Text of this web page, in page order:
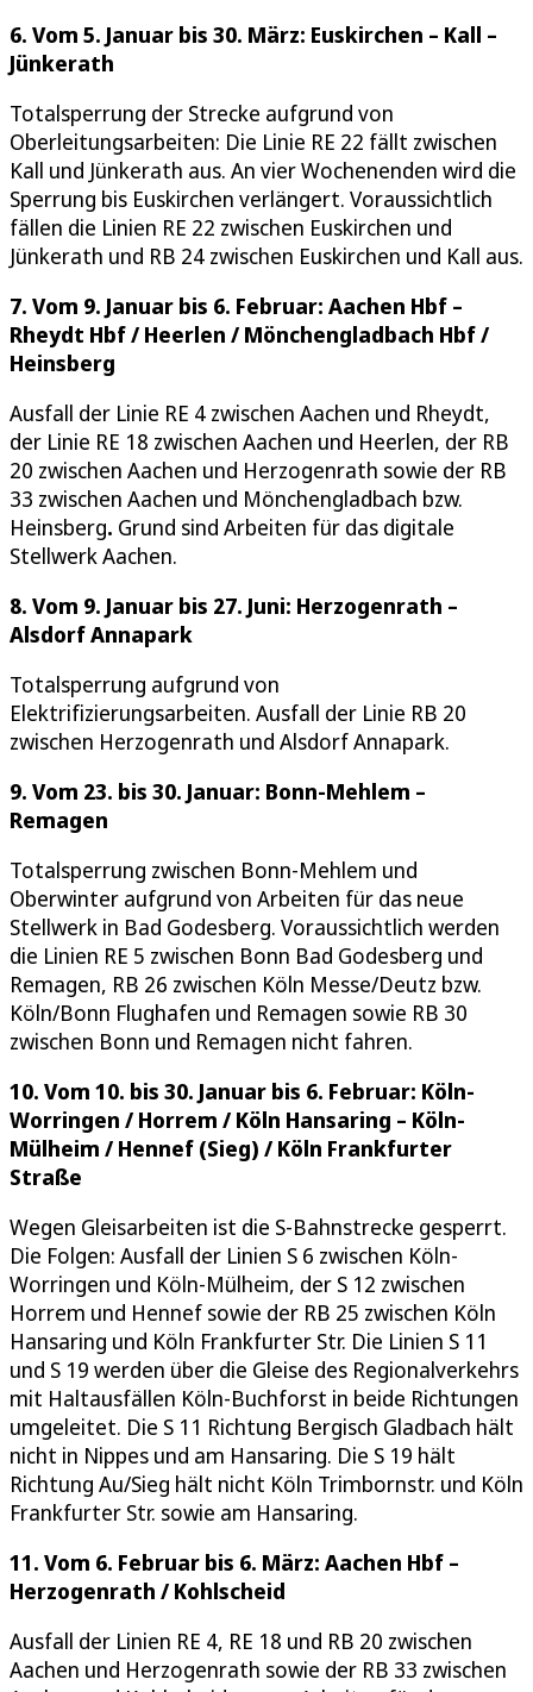
6. Vom 5. Januar bis 30. März: Euskirchen – Kall –
Jünkerath
Totalsperrung der Strecke aufgrund von
Oberleitungsarbeiten: Die Linie RE 22 fällt zwischen
Kall und Jünkerath aus. An vier Wochenenden wird die
Sperrung bis Euskirchen verlängert. Voraussichtlich
fällen die Linien RE 22 zwischen Euskirchen und
Jünkerath und RB 24 zwischen Euskirchen und Kall aus.
7. Vom 9. Januar bis 6. Februar: Aachen Hbf –
Rheydt Hbf / Heerlen / Mönchengladbach Hbf /
Heinsberg
Ausfall der Linie RE 4 zwischen Aachen und Rheydt,
der Linie RE 18 zwischen Aachen und Heerlen, der RB
20 zwischen Aachen und Herzogenrath sowie der RB
33 zwischen Aachen und Mönchengladbach bzw.
Heinsberg. Grund sind Arbeiten für das digitale
Stellwerk Aachen.
8. Vom 9. Januar bis 27. Juni: Herzogenrath –
Alsdorf Annapark
Totalsperrung aufgrund von
Elektrifizierungsarbeiten. Ausfall der Linie RB 20
zwischen Herzogenrath und Alsdorf Annapark.
9. Vom 23. bis 30. Januar: Bonn-Mehlem –
Remagen
Totalsperrung zwischen Bonn-Mehlem und
Oberwinter aufgrund von Arbeiten für das neue
Stellwerk in Bad Godesberg. Voraussichtlich werden
die Linien RE 5 zwischen Bonn Bad Godesberg und
Remagen, RB 26 zwischen Köln Messe/Deutz bzw.
Köln/Bonn Flughafen und Remagen sowie RB 30
zwischen Bonn und Remagen nicht fahren.
10. Vom 10. bis 30. Januar bis 6. Februar: Köln-
Worringen / Horrem / Köln Hansaring – Köln-
Mülheim / Hennef (Sieg) / Köln Frankfurter
Straße
Wegen Gleisarbeiten ist die S-Bahnstrecke gesperrt.
Die Folgen: Ausfall der Linien S 6 zwischen Köln-
Worringen und Köln-Mülheim, der S 12 zwischen
Horrem und Hennef sowie der RB 25 zwischen Köln
Hansaring und Köln Frankfurter Str. Die Linien S 11
und S 19 werden über die Gleise des Regionalverkehrs
mit Haltausfällen Köln-Buchforst in beide Richtungen
umgeleitet. Die S 11 Richtung Bergisch Gladbach hält
nicht in Nippes und am Hansaring. Die S 19 hält
Richtung Au/Sieg hält nicht Köln Trimbornstr. und Köln
Frankfurter Str. sowie am Hansaring.
11. Vom 6. Februar bis 6. März: Aachen Hbf –
Herzogenrath / Kohlscheid
Ausfall der Linien RE 4, RE 18 und RB 20 zwischen
Aachen und Herzogenrath sowie der RB 33 zwischen